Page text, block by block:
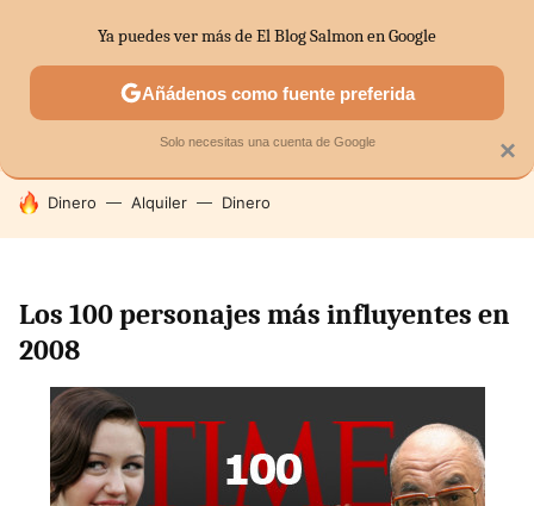
SECTORES ECONOMÍA DOMÉSTICA MERCADOS
HOY SE HABLA DE
Dinero Alquiler Dinero
Los 100 personajes más influyentes en
2008
×
Ya puedes ver más de El Blog Salmon en Google
Añádenos como fuente preferida
Solo necesitas una cuenta de Google